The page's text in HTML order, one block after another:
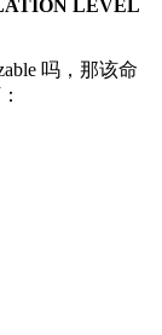
LEVEL
吗，那该命